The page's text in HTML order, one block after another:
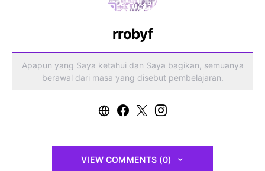
rrobyf
Apapun yang Saya ketahui dan Saya bagikan, semuanya
berawal dari masa yang disebut pembelajaran.
VIEW COMMENTS (0)